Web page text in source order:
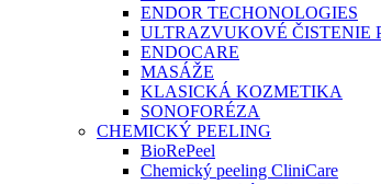
ENDOR TECHONOLOGIES
ULTRAZVUKOVÉ ČISTENIE
ENDOCARE
MASÁŽE
KLASICKÁ KOZMETIKA
SONOFORÉZA
CHEMICKÝ PEELING
BioRePeel
Chemický peeling CliniCare